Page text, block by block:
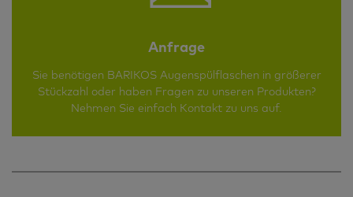
Anfrage
Sie benötigen BARIKOS Augenspülflaschen in größerer
Stückzahl oder haben Fragen zu unseren Produkten?
Nehmen Sie einfach Kontakt zu uns auf.